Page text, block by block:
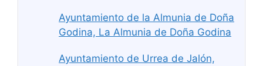
Ayuntamiento de la Almunia de Doña
Godina, La Almunia de Doña Godina
Ayuntamiento de Urrea de Jalón,